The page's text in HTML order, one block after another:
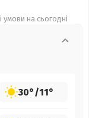
на сьогодні
30°/11°